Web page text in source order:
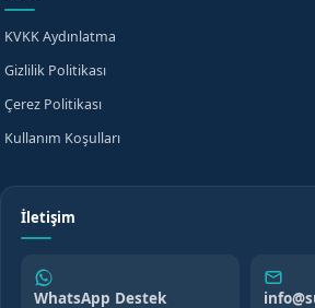
KVKK Aydınlatma
Gizlilik Politikası
Çerez Politikası
Kullanım Koşulları
İletişim
WhatsApp Destek